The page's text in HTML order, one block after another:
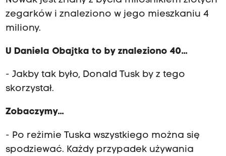
zegarków i znaleziono w jego mieszkaniu 4
miliony.
U Daniela Obajtka to by znaleziono 40...
- Jakby tak było, Donald Tusk by z tego
skorzystał.
Zobaczymy...
- Po reżimie Tuska wszystkiego można się
spodziewać. Każdy przypadek używania